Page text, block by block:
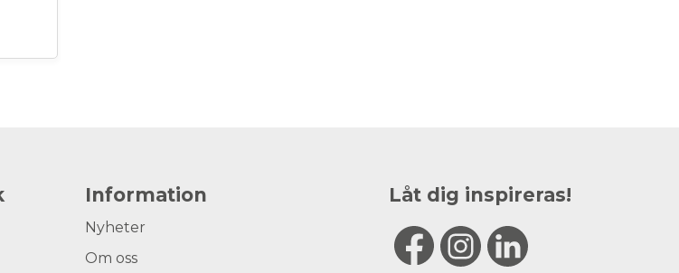
Information
Nyheter
Om oss
Låt dig inspireras!